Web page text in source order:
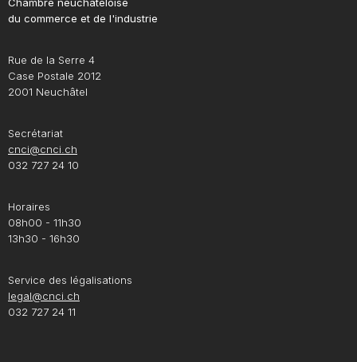
Chambre neuchâteloise
du commerce et de l'industrie
Rue de la Serre 4
Case Postale 2012
2001 Neuchâtel
Secrétariat
cnci@cnci.ch
032 727 24 10
Horaires
08h00 - 11h30
13h30 - 16h30
Service des légalisations
legal@cnci.ch
032 727 24 11